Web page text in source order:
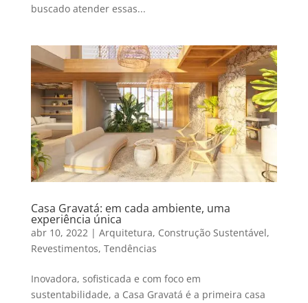
buscado atender essas...
Casa Gravatá: em cada ambiente, uma
experiência única
abr 10, 2022| Arquitetura, Construção Sustentável,
Revestimentos, Tendências
Inovadora, sofisticada e com foco em
sustentabilidade, a Casa Gravatá é a primeira casa